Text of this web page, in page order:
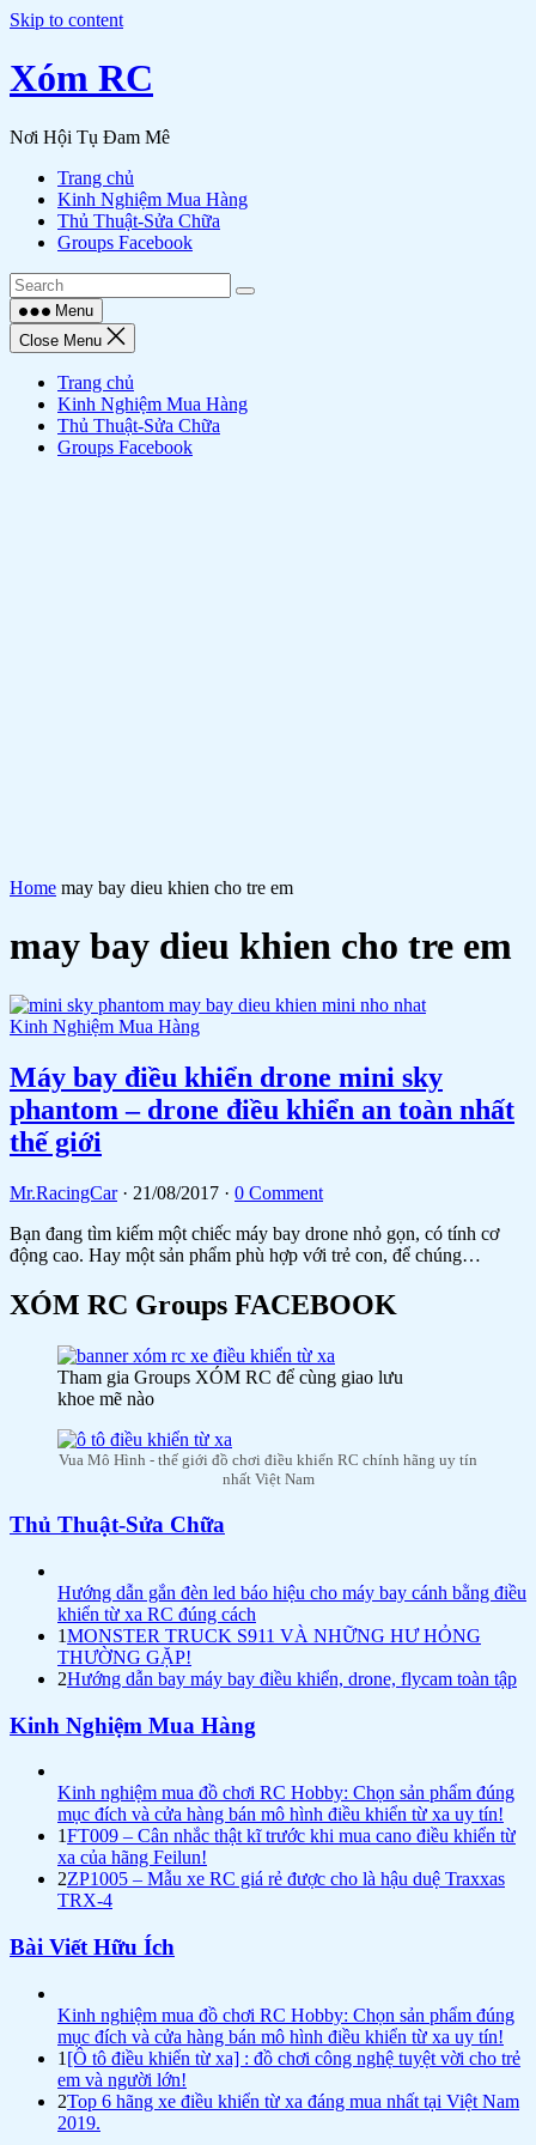
Skip to content
Xóm RC
Nơi Hội Tụ Đam Mê
Trang chủ
Kinh Nghiệm Mua Hàng
Thủ Thuật-Sửa Chữa
Groups Facebook
Menu
Close Menu
Trang chủ
Kinh Nghiệm Mua Hàng
Thủ Thuật-Sửa Chữa
Groups Facebook
Home may bay dieu khien cho tre em
may bay dieu khien cho tre em
Kinh Nghiệm Mua Hàng
Máy bay điều khiển drone mini sky
phantom – drone điều khiển an toàn nhất
thế giới
Mr.RacingCar · 21/08/2017 · 0 Comment
Bạn đang tìm kiếm một chiếc máy bay drone nhỏ gọn, có tính cơ
động cao. Hay một sản phẩm phù hợp với trẻ con, để chúng…
XÓM RC Groups FACEBOOK
Tham gia Groups XÓM RC để cùng giao lưu
khoe mẽ nào
Vua Mô Hình - thế giới đồ chơi điều khiển RC chính hãng uy tín
nhất Việt Nam
Thủ Thuật-Sửa Chữa
Hướng dẫn gắn đèn led báo hiệu cho máy bay cánh bằng điều
khiển từ xa RC đúng cách
1MONSTER TRUCK S911 VÀ NHỮNG HƯ HỎNG
THƯỜNG GẶP!
2Hướng dẫn bay máy bay điều khiển, drone, flycam toàn tập
Kinh Nghiệm Mua Hàng
Kinh nghiệm mua đồ chơi RC Hobby: Chọn sản phẩm đúng
mục đích và cửa hàng bán mô hình điều khiển từ xa uy tín!
1FT009 – Cân nhắc thật kĩ trước khi mua cano điều khiển từ
xa của hãng Feilun!
2ZP1005 – Mẫu xe RC giá rẻ được cho là hậu duệ Traxxas
TRX-4
Bài Viết Hữu Ích
Kinh nghiệm mua đồ chơi RC Hobby: Chọn sản phẩm đúng
mục đích và cửa hàng bán mô hình điều khiển từ xa uy tín!
1 [Ô tô điều khiển từ xa] : đồ chơi công nghệ tuyệt vời cho trẻ
em và người lớn!
2Top 6 hãng xe điều khiển từ xa đáng mua nhất tại Việt Nam
2019.